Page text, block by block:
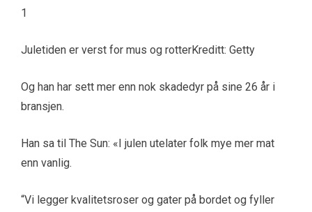
1
Juletiden er verst for mus og rotterKreditt: Getty
Og han har sett mer enn nok skadedyr på sine 26 år i
bransjen.
Han sa til The Sun: «I julen utelater folk mye mer mat
enn vanlig.
“Vi legger kvalitetsroser og gater på bordet og fyller